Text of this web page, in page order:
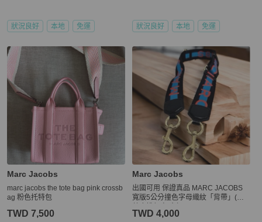
狀況良好 本地 免運 狀況良好 本地 免運
Marc Jacobs
marc jacobs the tote bag pink crossb
ag 粉色托特包
TWD 7,500
Marc Jacobs
出國可用 保證真品 MARC JACOBS
寬版5公分撞色字母織紋「背帶」(黑
TWD 4,000